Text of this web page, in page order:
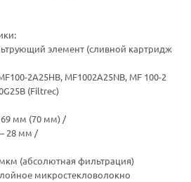
элемент (сливной картридж
2A25HB, MF1002A25NB, MF 100-2
(Filtrec)
мм (70 мм) /
28 мм /
(абсолютная фильтрация)
микростекловолокно